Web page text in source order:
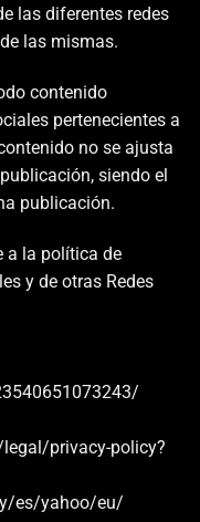
las diferentes redes
las mismas.
contenido
pertenecientes a
no se ajusta
siendo el
publicación.
a la política de
y de otras Redes
privacy-policy?
es/yahoo/eu/